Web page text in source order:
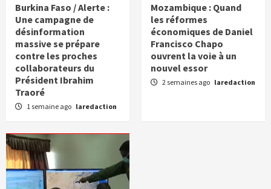
Burkina Faso / Alerte :
Une campagne de
désinformation
massive se prépare
contre les proches
collaborateurs du
Président Ibrahim
Traoré
1 semaine ago laredaction
Mozambique : Quand
les réformes
économiques de Daniel
Francisco Chapo
ouvrent la voie à un
nouvel essor
2 semaines ago laredaction